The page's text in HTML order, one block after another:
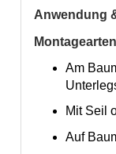
Anwendung
Am
Mit Seil
Auf